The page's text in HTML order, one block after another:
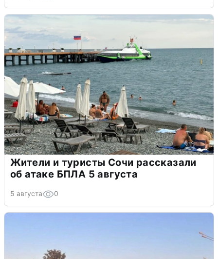
Жители и туристы Сочи рассказали
об атаке БПЛА 5 августа
5 августа 0